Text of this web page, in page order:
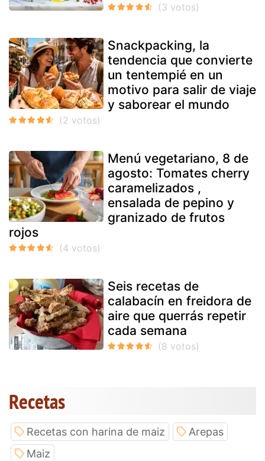
Snackpacking, la
tendencia que convierte
un tentempié en un
motivo para salir de viaje
y saborear el mundo
Menú vegetariano, 8 de
agosto: Tomates cherry
caramelizados ,
ensalada de pepino y
granizado de frutos
rojos
Seis recetas de
calabacín en freidora de
aire que querrás repetir
cada semana
Recetas
Recetas con harina de maiz
Arepas
Maiz